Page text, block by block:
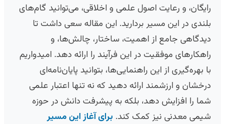
رایگان، و رعایت اصول علمی و اخلاقی، می‌توانید گام‌های
بلندی در این مسیر بردارید. این مقاله سعی داشت تا
دیدگاهی جامع از اهمیت، ساختار، چالش‌ها، و
راهکارهای موفقیت در این فرآیند را ارائه دهد. امیدواریم
با بهره‌گیری از این راهنمایی‌ها، بتوانید پایان‌نامه‌ای
درخشان و ارزشمند ارائه دهید که نه تنها اعتبار علمی
شما را افزایش دهد، بلکه به پیشرفت دانش در حوزه
شیمی معدنی نیز کمک کند. برای آغاز این مسیر